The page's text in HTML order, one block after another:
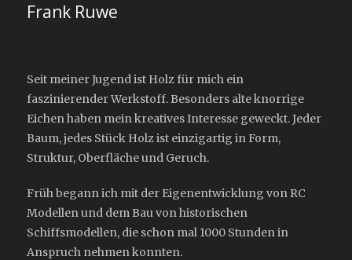
Frank Ruwe
Seit meiner Jugend ist Holz für mich ein
faszinierender Werkstoff. Besonders alte knorrige
Eichen haben mein kreatives Interesse geweckt. Jeder
Baum, jedes Stück Holz ist einzigartig in Form,
Struktur, Oberfläche und Geruch.
Früh begann ich mit der Eigenentwicklung von RC
Modellen und dem Bau von historischen
Schiffsmodellen, die schon mal 1000 Stunden in
Anspruch nehmen konnten.